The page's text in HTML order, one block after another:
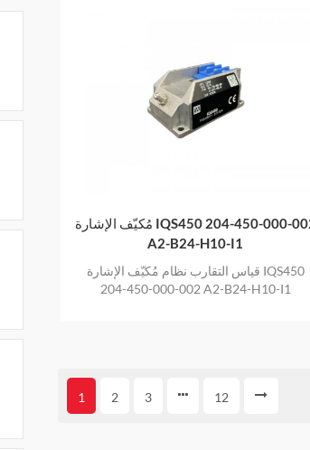
مُكيّف الإشارة IQS450 204-450-000-002
A2-B24-H10-I1
قياس التقارب نظام مُكيّف الإشارة IQS450
204-450-000-002 A2-B24-H10-I1
1 2 3 12